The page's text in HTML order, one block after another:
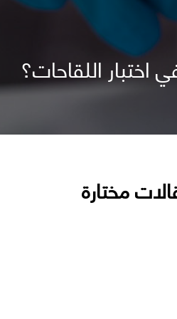
اللقاحات؟
مختارة